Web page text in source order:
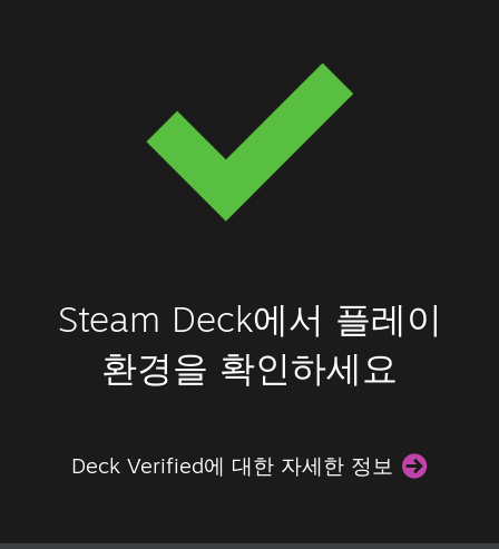
Steam Deck에서 플레이
환경을 확인하세요
Deck Verified에 대한 자세한 정보